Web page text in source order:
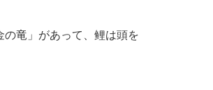
竜」があって、鲤は頭を